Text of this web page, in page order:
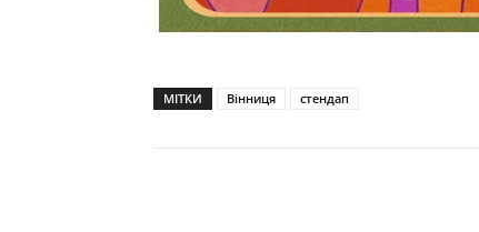
МІТКИ Вінниця стендап